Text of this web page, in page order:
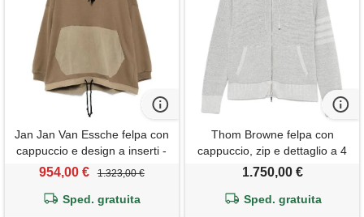
Jan Jan Van Essche felpa con
cappuccio e design a inserti -
toni neutri
954,00 € 1.323,00 €
Sped. gratuita
Thom Browne felpa con
cappuccio, zip e dettaglio a 4
righe - grigio
1.750,00 €
Sped. gratuita